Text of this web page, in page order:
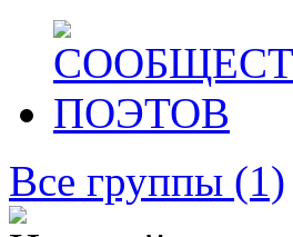
Все группы (1)